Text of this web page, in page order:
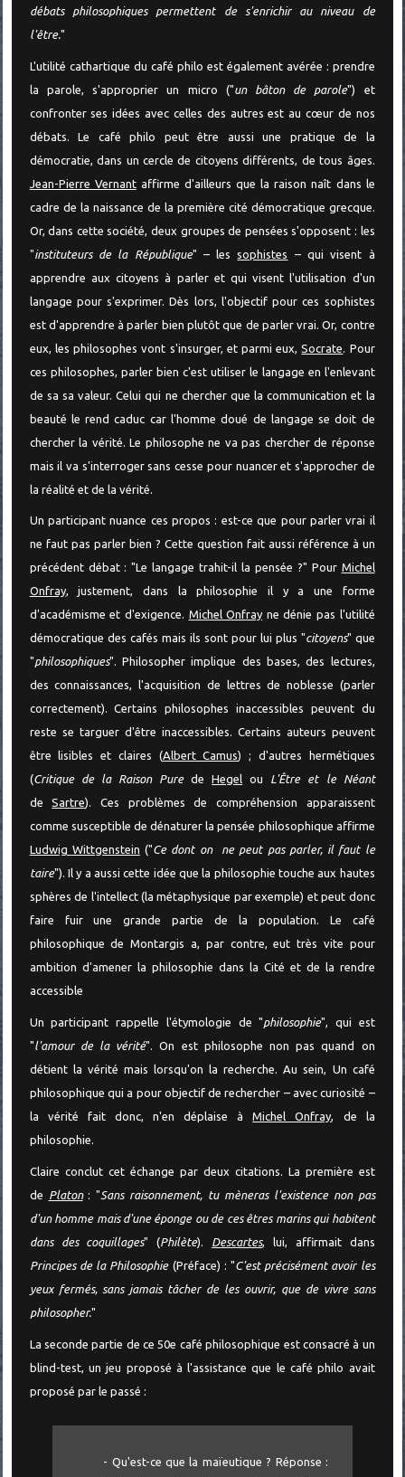
débats philosophiques permettent de s'enrichir au niveau de
l'être."
L'utilité cathartique du café philo est également avérée : prendre
la parole, s'approprier un micro ("un bâton de parole") et
confronter ses idées avec celles des autres est au cœur de nos
débats. Le café philo peut être aussi une pratique de la
démocratie, dans un cercle de citoyens différents, de tous âges.
Jean-Pierre Vernantaffirme d'ailleurs que la raison naît dans le
cadre de la naissance de la première cité démocratique grecque.
Or, dans cette société, deux groupes de pensées s'opposent : les
"instituteurs de la République" – lessophistes
– qui visent à
apprendre aux citoyens à parler et qui visent l'utilisation d'un
langage pour s'exprimer. Dès lors, l'objectif pour ces sophistes
est d'apprendre à parler bien plutôt que de parler vrai. Or, contre
eux, les philosophes vont s'insurger, et parmi eux,Socrate
. Pour
ces philosophes, parler bien c'est utiliser le langage en l'enlevant
de sa sa valeur. Celui qui ne chercher que la communication et la
beauté le rend caduc car l'homme doué de langage se doit de
chercher la vérité. Le philosophe ne va pas chercher de réponse
mais il va s'interroger sans cesse pour nuancer et s'approcher de
la réalité et de la vérité.
Un participant nuance ces propos : est-ce que pour parler vrai il
ne faut pas parler bien ? Cette question fait aussi référence à un
précédent débat : "Le langage trahit-il la pensée ?" Pour Michel
Onfray, justement, dans la philosophie il y a une forme
d'académisme et d'exigence. Michel Onfray ne dénie pas l'utilité
démocratique des cafés mais ils sont pour lui plus "citoyens" que
"philosophiques". Philosopher implique des bases, des lectures,
des connaissances, l'acquisition de lettres de noblesse (parler
correctement). Certains philosophes inaccessibles peuvent du
reste se targuer d'être inaccessibles. Certains auteurs peuvent
être lisibles et claires (Albert Camus) ; d'autres hermétiques
(Critique de la Raison PuredeHegel ou L'Être et le Néant
deSartre). Ces problèmes de compréhension apparaissent
comme susceptible de dénaturer la pensée philosophique affirme
Ludwig Wittgenstein ("Ce dont on ne peut pas parler, il faut le
taire"). Il y a aussi cette idée que la philosophie touche aux hautes
sphères de l'intellect (la métaphysique par exemple) et peut donc
faire fuir une grande partie de la population. Le café
philosophique de Montargis a, par contre, eut très vite pour
ambition d'amener la philosophie dans la Cité et de la rendre
accessible
Un participant rappelle l'étymologie de "philosophie", qui est
"l'amour de la vérité". On est philosophe non pas quand on
détient la vérité mais lorsqu'on la recherche. Au sein, Un café
philosophique qui a pour objectif de rechercher – avec curiosité –
la vérité fait donc, n'en déplaise àMichel Onfray, de la
philosophie.
Claire conclut cet échange par deux citations. La première est
de Platon : "Sans raisonnement, tu mèneras l'existence non pas
d'un homme mais d'une éponge ou de ces êtres marins qui habitent
dans des coquillages" (Philète). Descartes, lui, affirmait dans
Principes de la Philosophie(Préface) : "C'est précisément avoir les
yeux fermés, sans jamais tâcher de les ouvrir, que de vivre sans
philosopher."
La seconde partie de ce 50e café philosophique est consacré à un
blind-test, un jeu proposé à l'assistance que le café philo avait
proposé par le passé :
- Qu'est-ce que la maïeutique ? Réponse :